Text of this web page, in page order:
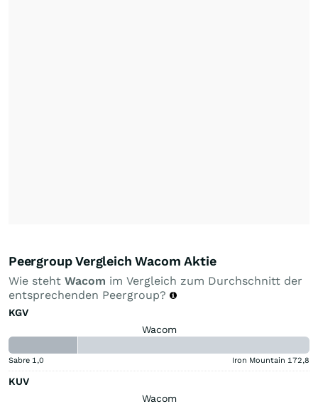
Peergroup Vergleich Wacom Aktie
Wie steht Wacom im Vergleich zum Durchschnitt der
entsprechenden Peergroup?
KGV
Wacom
Sabre 1,0 Iron Mountain 172,8
KUV
Wacom